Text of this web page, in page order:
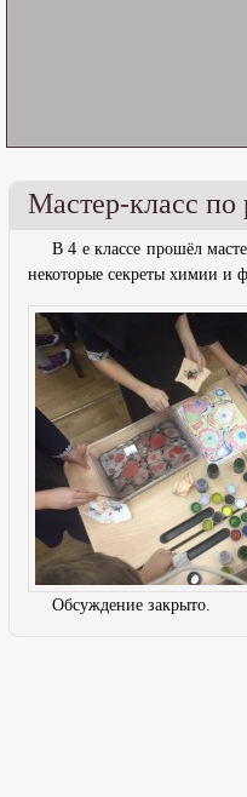
Мастер-класс по
В 4 е классе прошёл
некоторые секреты химии и
Обсуждение закрыто.